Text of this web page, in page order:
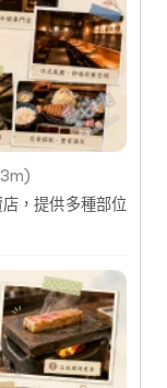
，提供多種部位